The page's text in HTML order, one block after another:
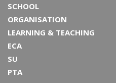
SCHOOL
ORGANISATION
LEARNING & TEACHING
ECA
SU
PTA